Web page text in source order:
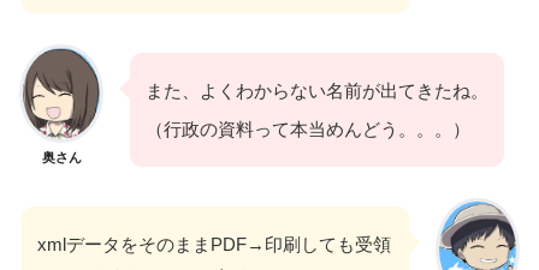
奥さん
また、よくわからない名前が出てきたね。
（行政の資料って本当めんどう。。。）
xmlデータをそのままPDF→印刷しても受領